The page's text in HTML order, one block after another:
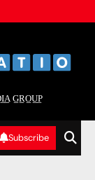
G̲R̲O̲U̲P̲
Subscribe